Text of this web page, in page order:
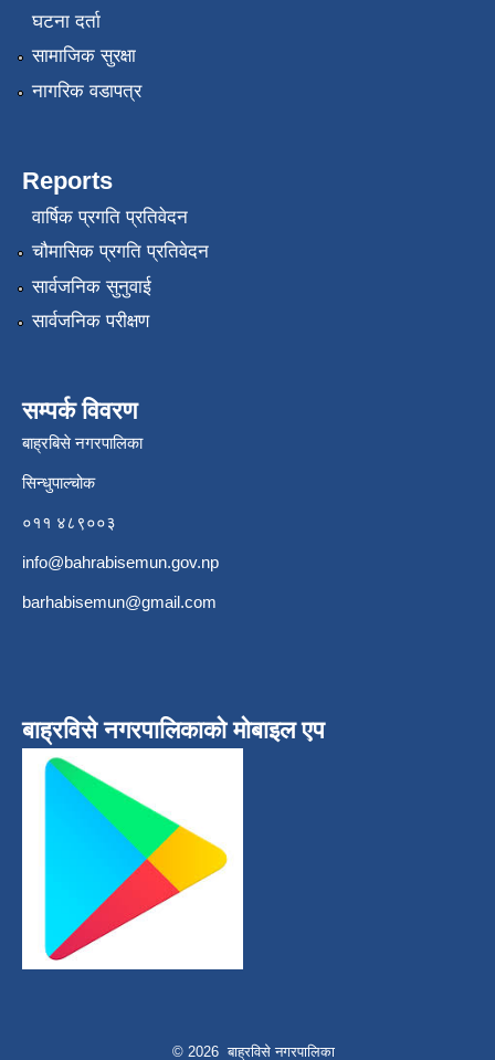
घटना दर्ता
सामाजिक सुरक्षा
नागरिक वडापत्र
Reports
वार्षिक प्रगति प्रतिवेदन
चौमासिक प्रगति प्रतिवेदन
सार्वजनिक सुनुवाई
सार्वजनिक परीक्षण
सम्पर्क विवरण
बाह्रबिसे नगरपालिका
सिन्धुपाल्चोक
०११ ४८९००३
info@bahrabisemun.gov.np
barhabisemun@gmail.com
बाह्रविसे नगरपालिकाकाे माेबाइल एप
© 2026 बाह्रविसे नगरपालिका